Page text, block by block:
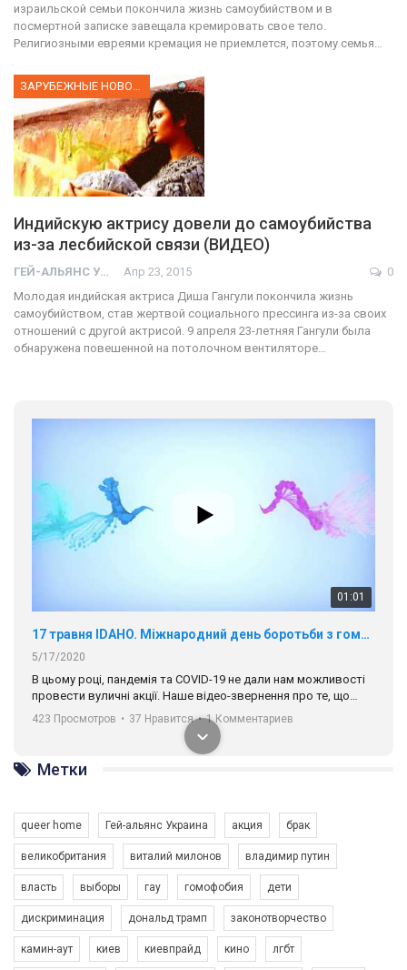
израильской семьи покончила жизнь самоубийством и в
посмертной записке завещала кремировать свое тело.
Религиозными евреями кремация не приемлется, поэтому семья…
ЗАРУБЕЖНЫЕ НОВОСТИ
Индийскую актрису довели до самоубийства
из-за лесбийской связи (ВИДЕО)
ГЕЙ-АЛЬЯНС УКРАИНА Апр 23, 2015
0
Молодая индийская актриса Диша Гангули покончила жизнь
самоубийством, став жертвой социального прессинга из-за своих
отношений с другой актрисой. 9 апреля 23-летняя Гангули была
обнаружена повешенной на потолочном вентиляторе…
01:01
17 травня IDAHO. Міжнародний день боротьби з гомофобією трансфобією і біфобія.
5/17/2020
В цьому році, пандемія та COVІD-19 не дали нам можливості
провести вуличні акції. Наше відео-звернення про те, що
навіть коли ми у різних містах та не можемо зустрінеться, ми
разом. Ми закликаємо всіх хто поділяє цінності рівності та
солідарності, приєднатися до нас. Регіональні підрозділи
ГАУ є в 16 областях України.
Разом наш голос лунає гучніше!
423 Просмотров • 37 Нравится • 1 Комментариев
Метки
queer home Гей-альянс Украина акция брак
великобритания виталий милонов владимир путин
власть выборы гау гомофобия дети
дискриминация дональд трамп законотворчество
камин-аут киев киевпрайд кино лгбт